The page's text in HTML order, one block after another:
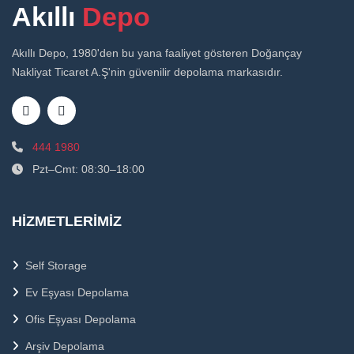
Akıllı Depo
Akıllı Depo, 1980'den bu yana faaliyet gösteren Doğançay
Nakliyat Ticaret A.Ş'nin güvenilir depolama markasıdır.
444 1980
Pzt–Cmt: 08:30–18:00
HIZMETLERIMIZ
Self Storage
Ev Eşyası Depolama
Ofis Eşyası Depolama
Arşiv Depolama